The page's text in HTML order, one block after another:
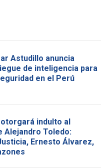
Astudillo anuncia
de inteligencia para
en el Perú
indulto al
Alejandro Toledo:
Ernesto Álvarez,